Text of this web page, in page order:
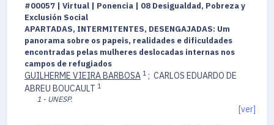
#00057 | Virtual | Ponencia | 08 Desigualdad, Pobreza y
Exclusión Social
APARTADAS, INTERMITENTES, DESENGAJADAS: Um
panorama sobre os papeis, realidades e dificuldades
encontradas pelas mulheres deslocadas internas nos
campos de refugiados
GUILHERME VIEIRA BARBOSA 1 ; CARLOS EDUARDO DE
ABREU BOUCAULT 1
1 - UNESP.
[ver]